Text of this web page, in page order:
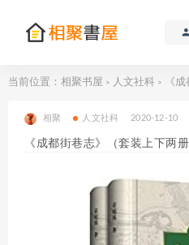
当前位置： 相聚书屋 > 人文社科 > 《
相聚 人文社科 2020-12-10
《成都街巷志》（套装上下两册